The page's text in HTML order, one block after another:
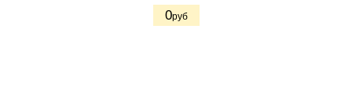
0руб